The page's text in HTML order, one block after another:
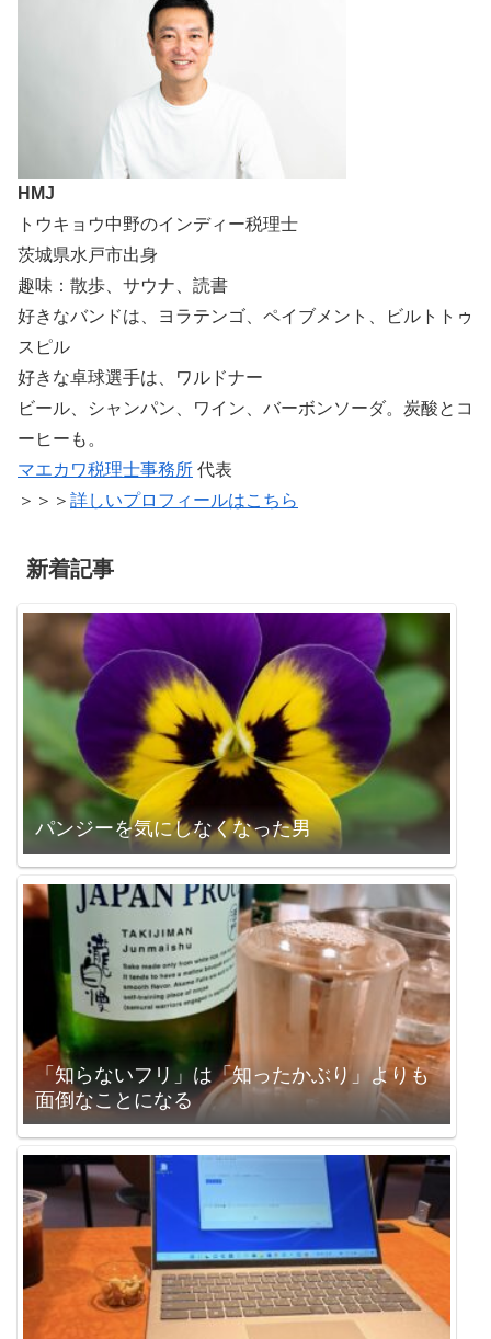
HMJ
トウキョウ中野のインディー税理士
茨城県水戸市出身
趣味：散歩、サウナ、読書
好きなバンドは、ヨラテンゴ、ペイブメント、ビルトトゥ
スピル
好きな卓球選手は、ワルドナー
ビール、シャンパン、ワイン、バーボンソーダ。炭酸とコ
ーヒーも。
マエカワ税理士事務所 代表
＞＞＞ 詳しいプロフィールはこちら
新着記事
パンジーを気にしなくなった男
「知らないフリ」は「知ったかぶり」よりも
面倒なことになる